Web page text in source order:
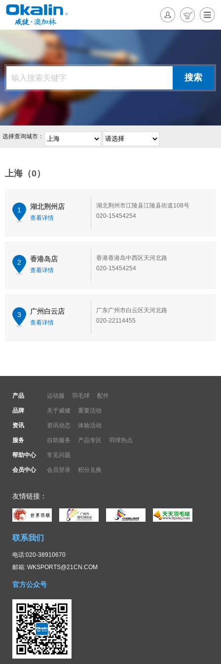
选择查询城市：
上海（0）
1 湖北荆州店
查看详情
湖北荆州市江陵县江陵县街道108号
020-15454254
2 香港岛店
查看详情
香港香港岛中西区天河北路
020-15454254
3 广州白云店
查看详情
广东广州市白云区天河北路
020-22114455
产品 运动服 羽毛球 配件
品牌 关于威健 重要活动
资讯 资讯动态 体验活动
服务 自助服务 产品专区 羽球热点
帮助中心 常见问题
会员中心 会员登录 积分兑换
友情链接：
联系我们
电话:020-38910670
邮箱: WKSPORTS@21CN.COM
官方公众号